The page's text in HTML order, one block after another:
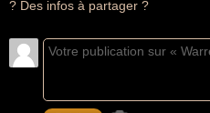
? Des infos à partager ?